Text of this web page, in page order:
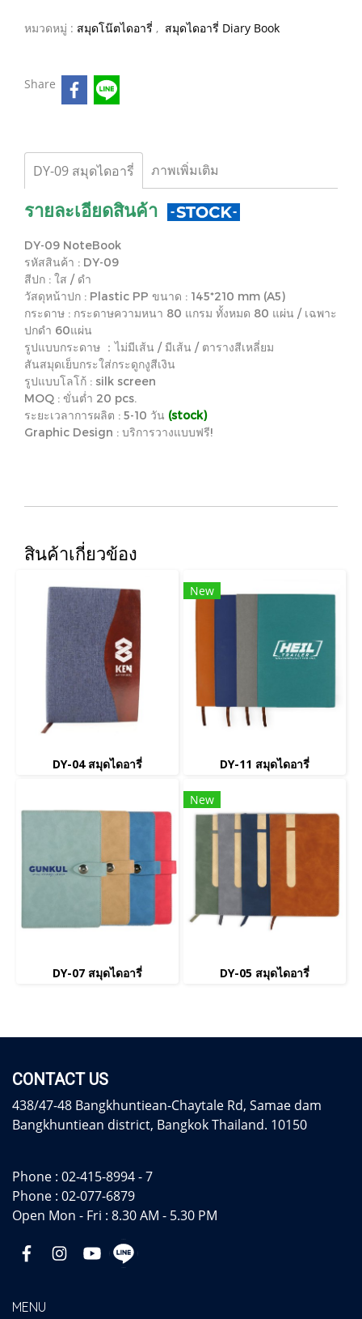
หมวดหมู่ : สมุดโน๊ตไดอารี่ , สมุดไดอารี่ Diary Book
Share
DY-09 สมุดไดอารี่ ภาพเพิ่มเติม
รายละเอียดสินค้า
DY-09 NoteBook
รหัสสินค้า : DY-09
สีปก : ใส / ดำ
วัสดุหน้าปก : Plastic PP ขนาด : 145*210 mm (A5)
กระดาษ : กระดาษความหนา 80 แกรม ทั้งหมด 80 แผ่น / เฉพาะ
ปกดำ 60แผ่น
รูปแบบกระดาษ ：ไม่มีเส้น / มีเส้น / ตารางสีเหลี่ยม
สันสมุดเย็บกระใส่กระดูกงูสีเงิน
รูปแบบโลโก้ : silk screen
MOQ : ขั่นต่ำ 20 pcs.
ระยะเวลาการผลิต : 5-10 วัน (stock)
Graphic Design : บริการวางแบบฟรี!
สินค้าเกี่ยวข้อง
DY-04 สมุดไดอารี่
New
DY-11 สมุดไดอารี่
DY-07 สมุดไดอารี่
New
DY-05 สมุดไดอารี่
CONTACT US
438/47-48 Bangkhuntiean-Chaytale Rd, Samae dam
Bangkhuntiean district, Bangkok Thailand. 10150
Phone : 02-415-8994 - 7
Phone : 02-077-6879
Open Mon - Fri : 8.30 AM - 5.30 PM
MENU